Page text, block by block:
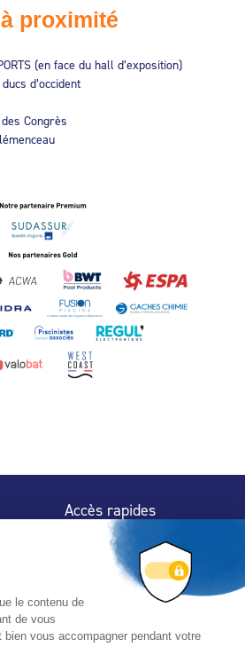
proximité
(en face du hall d’exposition)
d’occident
Congrès
Accès rapides
Espace Presse
Trouver un
professionnel